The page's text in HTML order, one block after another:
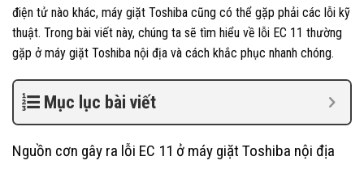
điện tử nào khác, máy giặt Toshiba cũng có thể gặp phải các lỗi kỹ
thuật. Trong bài viết này, chúng ta sẽ tìm hiểu về lỗi EC 11 thường
gặp ở máy giặt Toshiba nội địa và cách khắc phục nhanh chóng.
Mục lục bài viết
Nguồn cơn gây ra lỗi EC 11 ở máy giặt Toshiba nội địa